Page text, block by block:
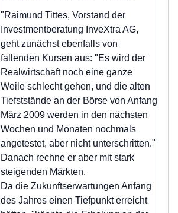
"Raimund Tittes, Vorstand der
Investmentberatung InveXtra AG,
geht zunächst ebenfalls von
fallenden Kursen aus: "Es wird der
Realwirtschaft noch eine ganze
Weile schlecht gehen, und die alten
Tiefststände an der Börse von Anfang
März 2009 werden in den nächsten
Wochen und Monaten nochmals
angetestet, aber nicht unterschritten."
Danach rechne er aber mit stark
steigenden Märkten.
Da die Zukunftserwartungen Anfang
des Jahres einen Tiefpunkt erreicht